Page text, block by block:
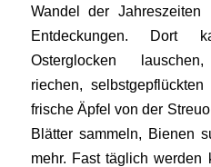
Wandel der Jahreszeiten
Entdeckungen. Dort
Osterglocken lauschen,
riechen,
frische Äpfel von der
Blätter sammeln, Bienen
mehr. Fast täglich werden